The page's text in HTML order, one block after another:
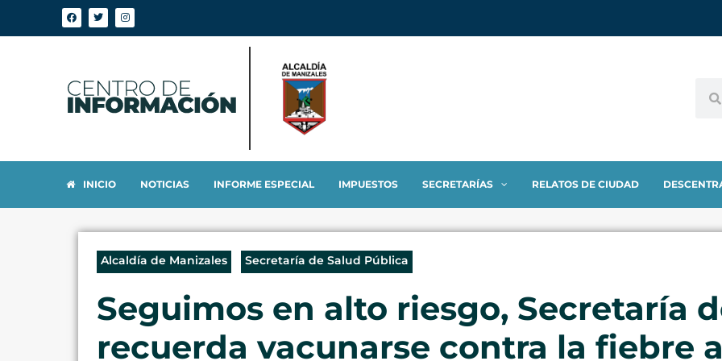
INICIO NOTICIAS INFORME ESPECIAL IMPUESTOS SECRETARÍAS RELATOS DE CIUDAD
Alcaldía de Manizales Secretaría de Salud Pública
Seguimos en alto riesgo, Secretaría
recuerda vacunarse contra la fiebre